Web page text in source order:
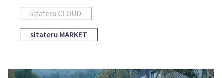
sitateru CLOUD
sitateru MARKET